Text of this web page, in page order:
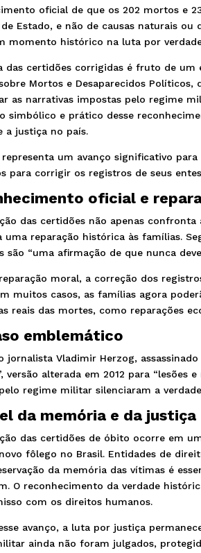
oficial de que os 202 mortos e
Estado, e não de causas naturais
momento histórico na luta por
das certidões corrigidas é fruto de
Mortos e Desaparecidos
as narrativas impostas pelo regime
simbólico e prático desse
a justiça no país.
representa um avanço significativo
para corrigir os registros de seus
oficial e
das certidões não apenas
uma reparação histórica às famílias.
são “uma afirmação de que nunca
moral, a correção dos
muitos casos, as famílias agora
reais das mortes, como reparações
emblemático
jornalista Vladimir Herzog,
versão alterada em 2012 para “lesões
regime militar silenciaram a
da memória e da justiça
das certidões de óbito ocorre em
fôlego no Brasil. Entidades de
da memória das vítimas é
O reconhecimento da verdade
com os direitos humanos.
avanço, a luta por justiça
ainda não foram julgados,